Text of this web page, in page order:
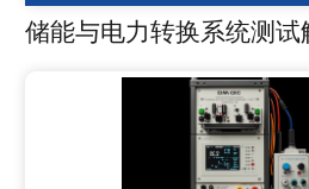
储能与电力转换系统测试